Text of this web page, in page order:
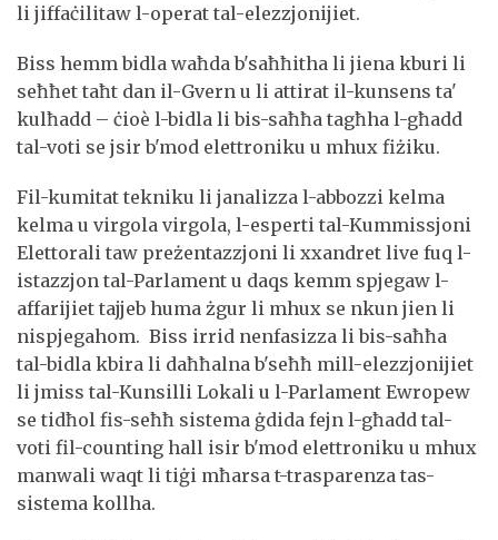
li jiffaċilitaw l-operat tal-elezzjonijiet.
Biss hemm bidla waħda b'saħħitha li jiena kburi li
seħħet taħt dan il-Gvern u li attirat il-kunsens ta'
kulħadd – ċioè l-bidla li bis-saħħa tagħha l-għadd
tal-voti se jsir b'mod elettroniku u mhux fiżiku.
Fil-kumitat tekniku li janalizza l-abbozzi kelma
kelma u virgola virgola, l-esperti tal-Kummissjoni
Elettorali taw preżentazzjoni li xxandret live fuq l-
istazzjon tal-Parlament u daqs kemm spjegaw l-
affarijiet tajjeb huma żgur li mhux se nkun jien li
nispjegahom. Biss irrid nenfasizza li bis-saħħa
tal-bidla kbira li daħħalna b'seħħ mill-elezzjonijiet
li jmiss tal-Kunsilli Lokali u l-Parlament Ewropew
se tidħol fis-seħħ sistema ġdida fejn l-għadd tal-
voti fil-counting hall isir b'mod elettroniku u mhux
manwali waqt li tiġi mħarsa t-trasparenza tas-
sistema kollha.